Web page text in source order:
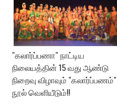
"கலார்ப்பணா" நாட்டிய
நிலையத்தின் 15 வது ஆண்டு
நிறைவு விழாவும் "கலார்ப்பணம்"
நூல் வெளியீடும்!!